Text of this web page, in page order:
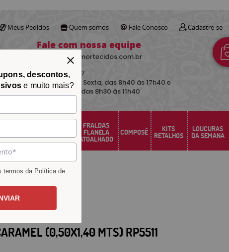
Meus Pedidos Quem somos Fale Conosco Cadastre-se
Fale com nossa equipe
contato@avimortecidos.com.br
(34)3219-5157
De Segunda a Sexta, das 8h40 às 17h40 e
aos sábados das 8h30 às 11h40
SANTA FÉ
FRALDAS
FLANELA
ATOALHADO
COMPOSÊ KITS
RETALHOS
LOUCURAS
DA SEMANA
(0,50X1,40 MTS) RP5511
descontos,
e muito mais?
termos da Política de